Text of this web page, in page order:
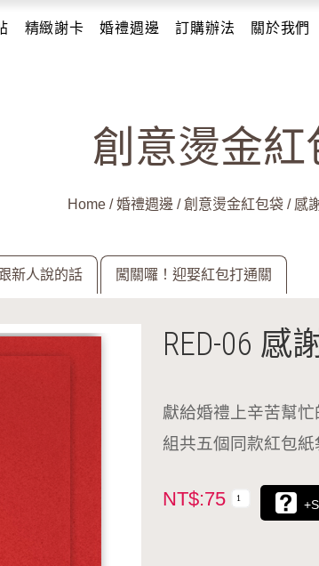
精緻謝卡 婚禮週邊 訂購辦法 關於我們
創意燙金紅
Home /婚禮週邊 /創意燙金紅包袋 / 感
新人說的話 闖關囉！迎娶紅包打通關
RED-06
獻給婚禮上辛苦幫
組共五個同款紅包紙
NT$:75